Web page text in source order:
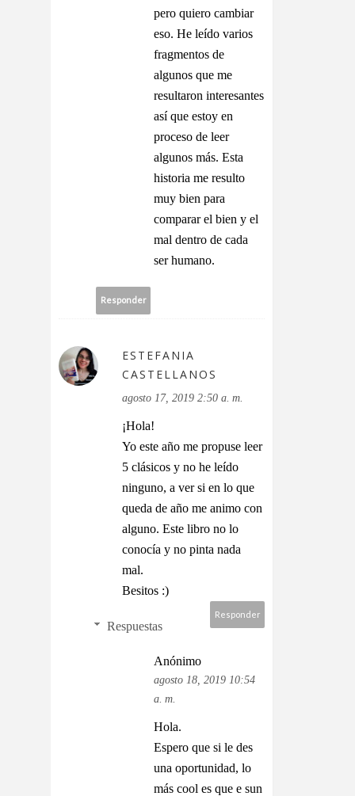
pero quiero cambiar
eso. He leído varios
fragmentos de
algunos que me
resultaron interesantes
así que estoy en
proceso de leer
algunos más. Esta
historia me resulto
muy bien para
comparar el bien y el
mal dentro de cada
ser humano.
Responder
ESTEFANIA
CASTELLANOS
agosto 17, 2019 2:50 a. m.
¡Hola!
Yo este año me propuse leer
5 clásicos y no he leído
ninguno, a ver si en lo que
queda de año me animo con
alguno. Este libro no lo
conocía y no pinta nada
mal.
Besitos :)
Responder
Respuestas
Anónimo
agosto 18, 2019 10:54
a. m.
Hola.
Espero que si le des
una oportunidad, lo
más cool es que e sun